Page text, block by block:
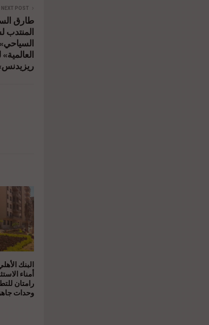
NEXT POST
المنتدب
البنك
أمناء
رامتان
وحدات